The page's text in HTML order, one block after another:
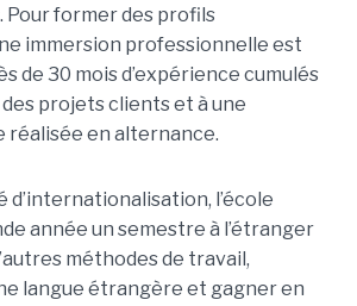
Pour former des profils
immersion professionnelle est
de 30 mois d’expérience cumulés
projets clients et à une
réalisée en alternance.
d’internationalisation, l’école
année un semestre à l’étranger
méthodes de travail,
langue étrangère et gagner en